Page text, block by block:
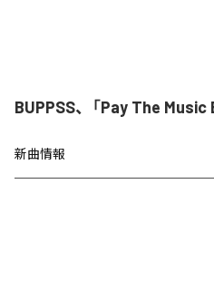
BUPPSS、「Pay The
新曲情報